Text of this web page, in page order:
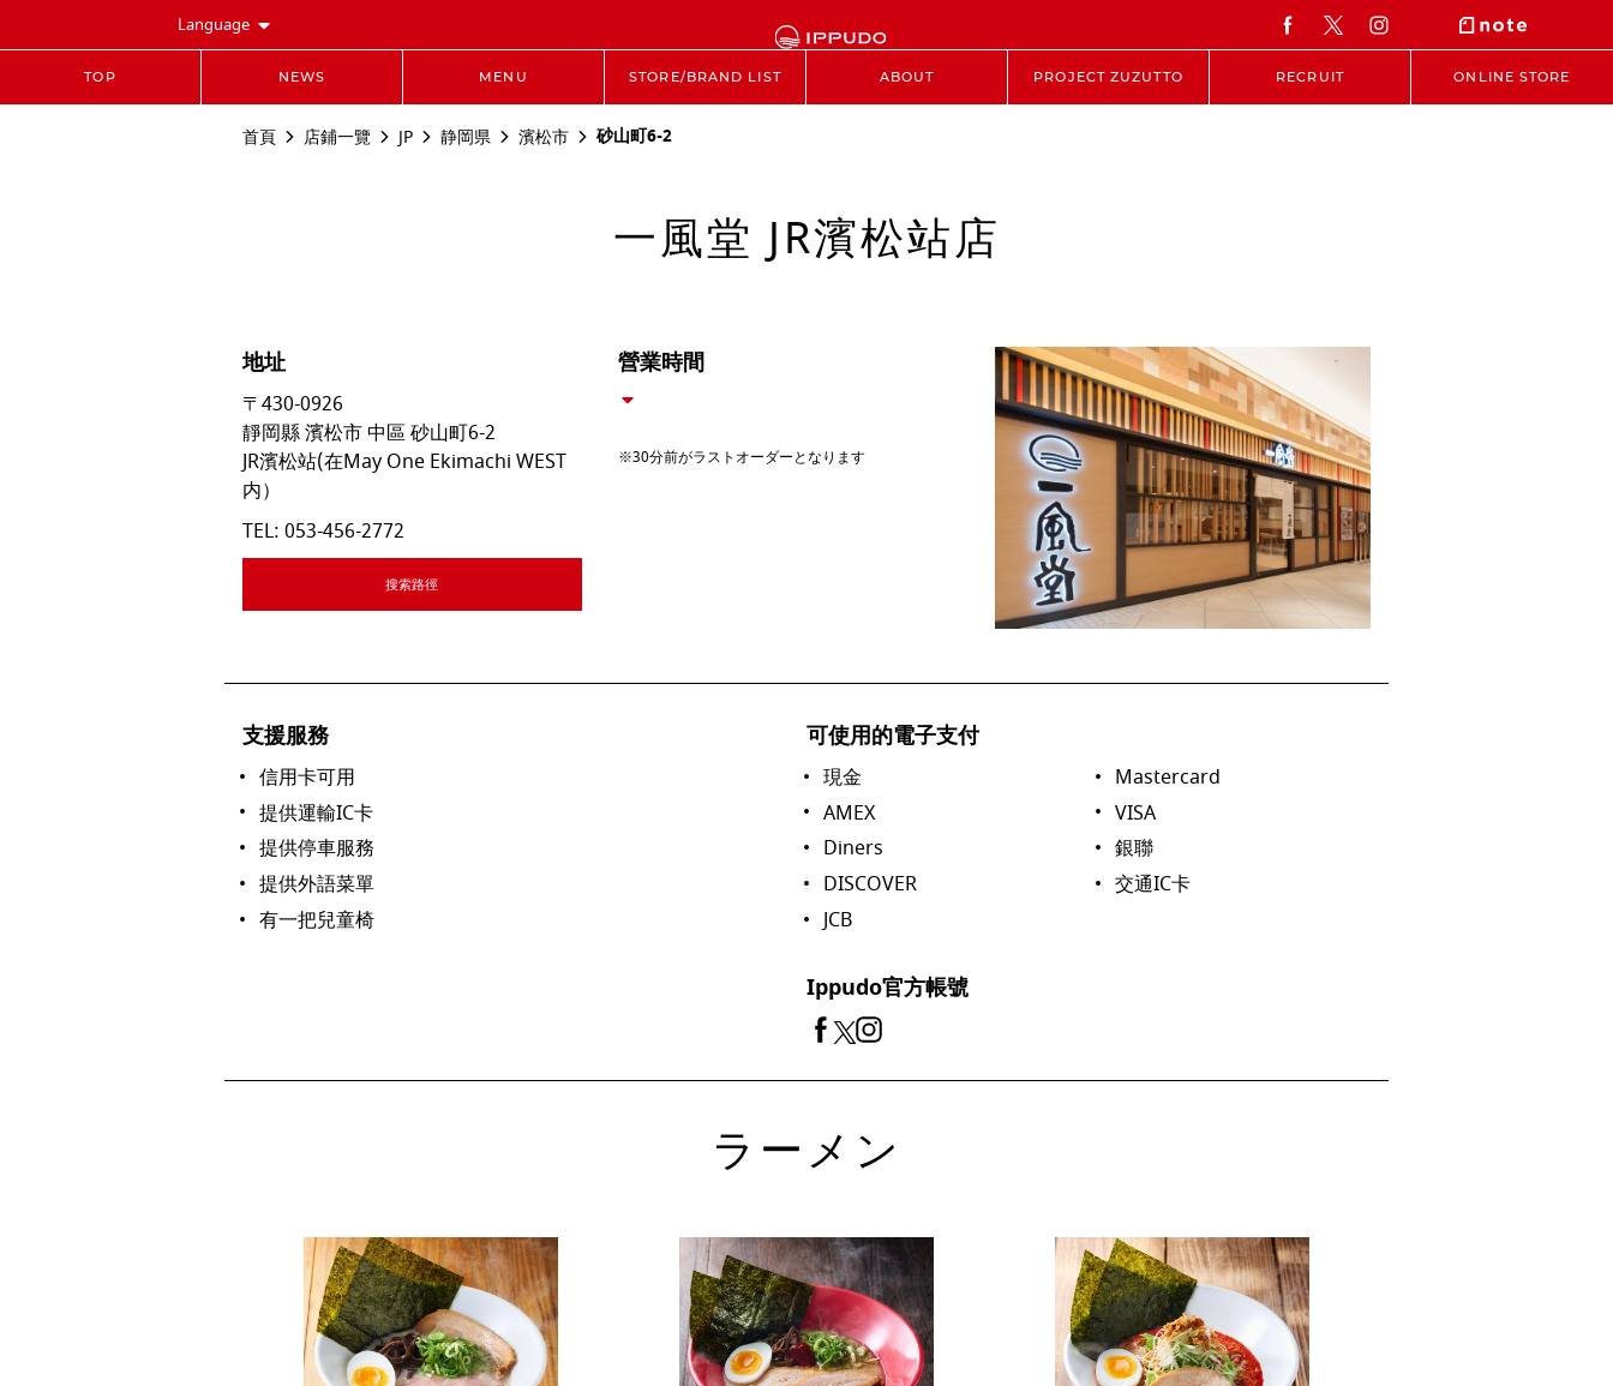
Language
TOP NEWS MENU STORE/BRAND LIST ABOUT PROJECT ZUZUTTO RECRUIT ONLINE STORE
首頁 店鋪一覽 JP 静岡県 濱松市 砂山町6-2
一風堂 JR濱松站店
地址
〒430-0926
靜岡縣濱松市中區砂山町6-2
JR濱松站(在May One Ekimachi WEST
内）
TEL: 053-456-2772
搜索路徑
營業時間
※30分前がラストオーダーとなります
支援服務
信用卡可用
提供運輸IC卡
提供停車服務
提供外語菜單
有一把兒童椅
可使用的電子支付
現金
AMEX
Diners
DISCOVER
JCB
Mastercard
VISA
銀聯
交通IC卡
Ippudo官方帳號
ラーメン